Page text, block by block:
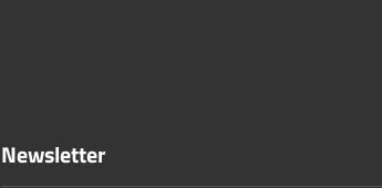
Newsletter